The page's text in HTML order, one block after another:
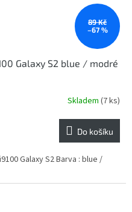
89 Kč
–67 %
Galaxy S2 blue / modré
Skladem (7 ks)
Do košíku
Galaxy S2 Barva : blue /